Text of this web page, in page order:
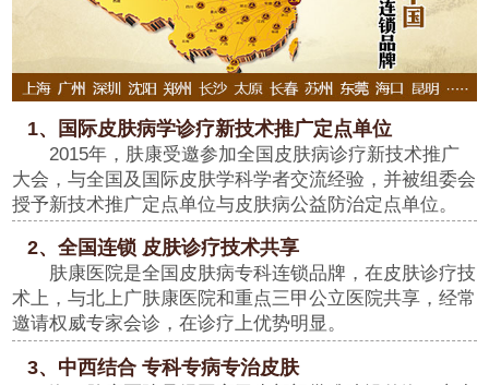
1、国际皮肤病学诊疗新技术推广定点单位
2015年，肤康受邀参加全国皮肤病诊疗新技术推广
大会，与全国及国际皮肤学科学者交流经验，并被组委会
授予新技术推广定点单位与皮肤病公益防治定点单位。
2、全国连锁 皮肤诊疗技术共享
肤康医院是全国皮肤病专科连锁品牌，在皮肤诊疗技
术上，与北上广肤康医院和重点三甲公立医院共享，经常
邀请权威专家会诊，在诊疗上优势明显。
3、中西结合 专科专病专治皮肤